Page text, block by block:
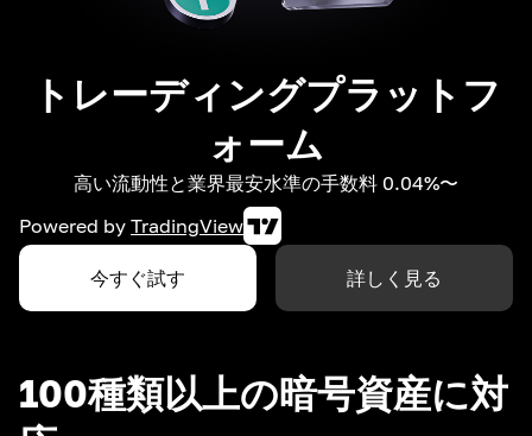
トレーディングプラットフ
ォーム
高い流動性と業界最安水準の手数料 0.04%〜
Powered by TradingView
今すぐ試す 詳しく見る
100種類以上の暗号資産に対